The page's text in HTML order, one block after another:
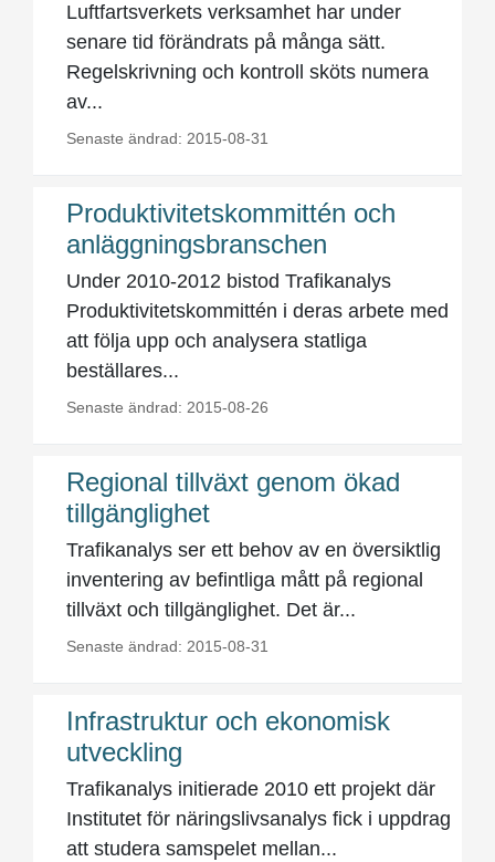
Luftfartsverkets verksamhet har under
senare tid förändrats på många sätt.
Regelskrivning och kontroll sköts numera
av...
Senaste ändrad: 2015-08-31
Produktivitetskommittén och
anläggningsbranschen
Under 2010-2012 bistod Trafikanalys
Produktivitetskommittén i deras arbete med
att följa upp och analysera statliga
beställares...
Senaste ändrad: 2015-08-26
Regional tillväxt genom ökad
tillgänglighet
Trafikanalys ser ett behov av en översiktlig
inventering av befintliga mått på regional
tillväxt och tillgänglighet. Det är...
Senaste ändrad: 2015-08-31
Infrastruktur och ekonomisk
utveckling
Trafikanalys initierade 2010 ett projekt där
Institutet för näringslivsanalys fick i uppdrag
att studera samspelet mellan...